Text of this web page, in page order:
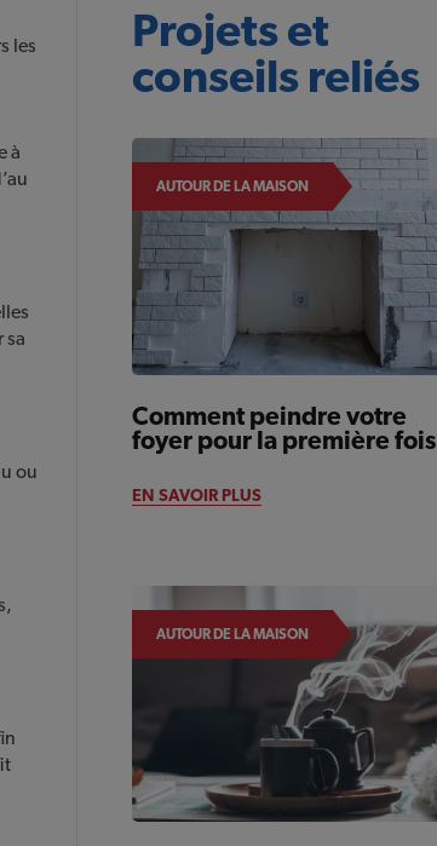
les
à
sa
ou
Projets et
conseils reliés
AUTOUR DE LA MAISON
Comment peindre votre
foyer pour la première fois
EN SAVOIR PLUS
AUTOUR DE LA MAISON